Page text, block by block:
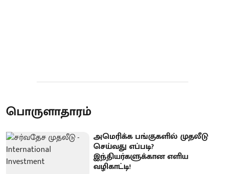
பொருளாதாரம்
அமெரிக்க பங்குகளில் முதலீடு
செய்வது எப்படி?
இந்தியர்களுக்கான எளிய
வழிகாட்டி!